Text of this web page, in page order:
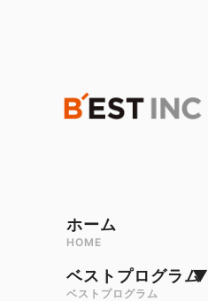
ホーム
HOME
ベストプログラム
ベストプログラム
▼